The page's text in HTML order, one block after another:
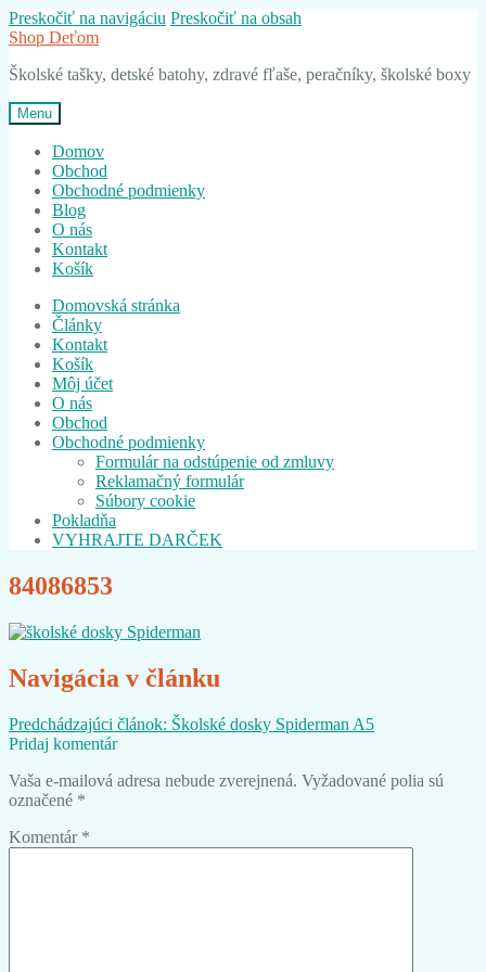
Preskočiť na navigáciu Preskočiť na obsah
Shop Deťom
Školské tašky, detské batohy, zdravé fľaše, peračníky, školské boxy
Menu
Domov
Obchod
Obchodné podmienky
Blog
O nás
Kontakt
Košík
Domovská stránka
Články
Kontakt
Košík
Môj účet
O nás
Obchod
Obchodné podmienky
Formulár na odstúpenie od zmluvy
Reklamačný formulár
Súbory cookie
Pokladňa
VYHRAJTE DARČEK
84086853
Navigácia v článku
Predchádzajúci článok: Školské dosky Spiderman A5
Pridaj komentár
Vaša e-mailová adresa nebude zverejnená. Vyžadované polia sú
označené *
Komentár *